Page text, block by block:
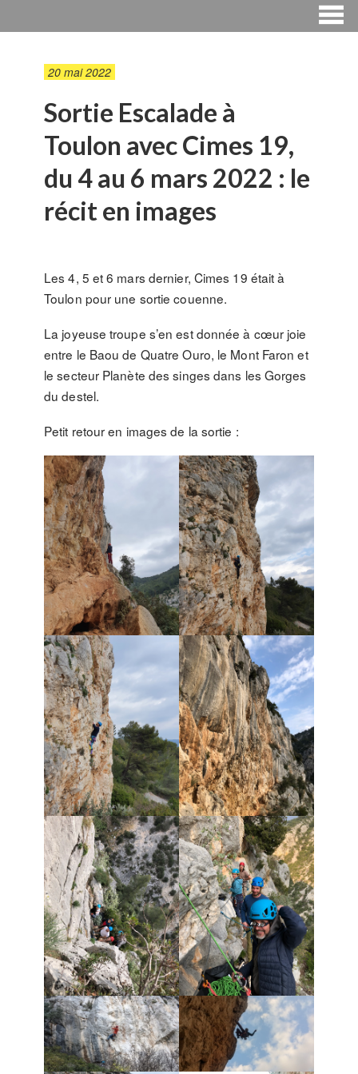
20 mai 2022
Sortie Escalade à
Toulon avec Cimes 19,
du 4 au 6 mars 2022 : le
récit en images
Les 4, 5 et 6 mars dernier, Cimes 19 était à
Toulon pour une sortie couenne.
La joyeuse troupe s’en est donnée à cœur joie
entre le Baou de Quatre Ouro, le Mont Faron et
le secteur Planète des singes dans les Gorges
du destel.
Petit retour en images de la sortie :